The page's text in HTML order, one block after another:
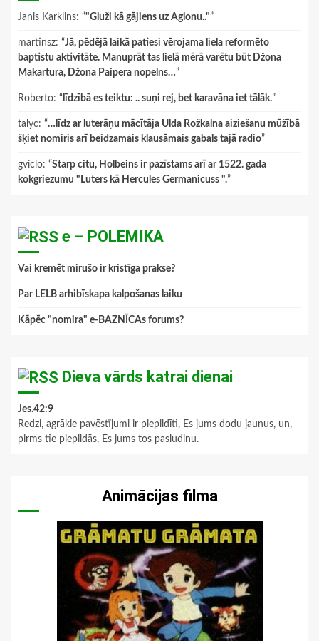
Janis Karklins: “"Gluži kā gājiens uz Aglonu.."”
martinsz: “Jā, pēdējā laikā patiesi vērojama liela reformēto
baptistu aktivitāte. Manuprāt tas lielā mērā varētu būt Džona
Makartura, Džona Paipera nopelns…”
Roberto: “ līdzībā es teiktu: .. suņi rej, bet karavāna iet tālāk.”
talyc: “…līdz ar luterāņu mācītāja Ulda Rožkalna aiziešanu mūžībā
šķiet nomiris arī beidzamais klausāmais gabals tajā radio”
gviclo: “Starp citu, Holbeins ir pazīstams arī ar 1522. gada
kokgriezumu "Luters kā Hercules Germanicuss ".”
e – POLEMIKA
Vai kremēt mirušo ir kristīga prakse?
Par LELB arhibīskapa kalpošanas laiku
Kāpēc "nomira" e-BAZNĪCAs forums?
Dieva vārds katrai dienai
Jes.42:9
Redzi, agrākie pavēstījumi ir piepildīti, Es jums dodu jaunus, un,
pirms tie piepildās, Es jums tos pasludinu.
Animācijas filma